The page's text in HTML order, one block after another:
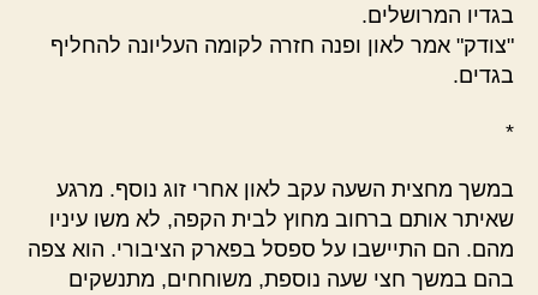
בגדיו המרושלים.
"צודק" אמר לאון ופנה חזרה לקומה העליונה להחליף
בגדים.
*
במשך מחצית השעה עקב לאון אחרי זוג נוסף. מרגע
שאיתר אותם ברחוב מחוץ לבית הקפה, לא משו עיניו
מהם. הם התיישבו על ספסל בפארק הציבורי. הוא צפה
בהם במשך חצי שעה נוספת, משוחחים, מתנשקים